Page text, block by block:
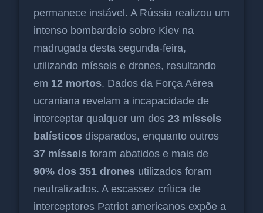
permanece instável. A Rússia realizou um
intenso bombardeio sobre Kiev na
madrugada desta segunda-feira,
utilizando mísseis e drones, resultando
em 12 mortos. Dados da Força Aérea
ucraniana revelam a incapacidade de
interceptar qualquer um dos 23 mísseis
balísticos disparados, enquanto outros
37 mísseis foram abatidos e mais de
90% dos 351 drones utilizados foram
neutralizados. A escassez crítica de
interceptores Patriot americanos expõe a